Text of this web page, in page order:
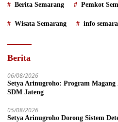
Berita Semarang Pemkot
Wisata Semarang info
Berita
06/08/2026
Setya Arinugroho: Program Magang
SDM Jateng
05/08/2026
Setya Arinugroho Dorong Sistem